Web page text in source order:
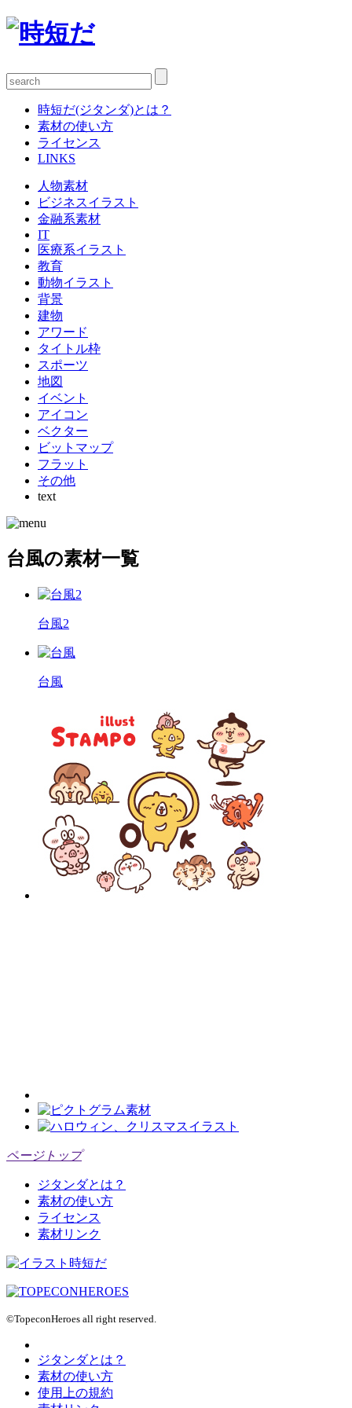
時短だ(ジタンダ)とは？
素材の使い方
ライセンス
LINKS
人物素材
ビジネスイラスト
金融系素材
IT
医療系イラスト
教育
動物イラスト
背景
建物
アワード
タイトル枠
スポーツ
地図
イベント
アイコン
ベクター
ビットマップ
フラット
その他
text
台風の素材一覧
台風2
台風
ページトップ
ジタンダとは？
素材の使い方
ライセンス
素材リンク
©TopeconHeroes all right reserved.
ジタンダとは？
素材の使い方
使用上の規約